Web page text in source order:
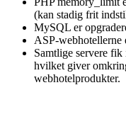
(kan stadig frit
MySQL er
ASP-webhotellerne
Samtlige servere fik
hvilket giver
webhotelprodukter.